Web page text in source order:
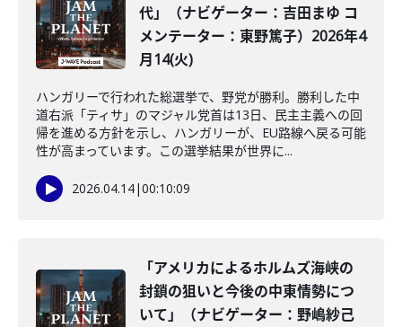
代」（ナビゲーター：吉田まゆ コ
メンテーター：東野篤子）2026年4
月14(火)
ハンガリーで行われた総選挙で、野党が勝利。勝利した中
道右派「ティサ」のマジャル党首は13日、民主主義への回
帰を進める方針を示し、ハンガリーが、EU路線へ戻る可能
性が高まっています。この選挙結果が世界に...
2026.04.14|00:10:09
「アメリカによるホルムズ海峡の
封鎖の狙いと今後の中東情勢につ
いて」（ナビゲーター：野嶋紗己